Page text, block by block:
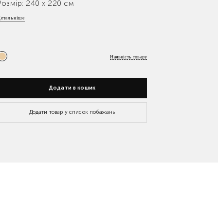
240 x 220 см
Наявність товару
Додати в кошик
Додати товар у список побажань